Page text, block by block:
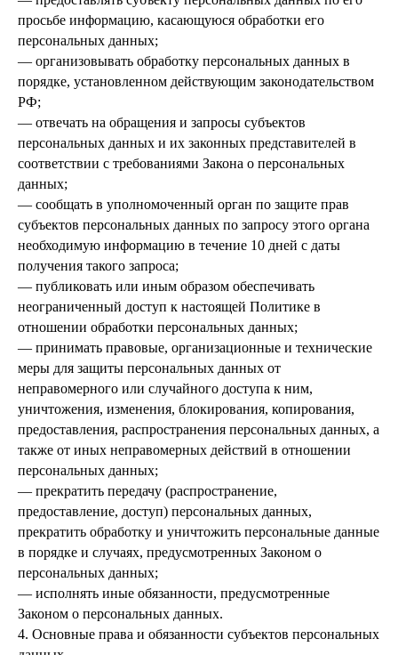
просьбе информацию, касающуюся обработки его
персональных данных;
— организовывать обработку персональных данных в
порядке, установленном действующим законодательством
РФ;
— отвечать на обращения и запросы субъектов
персональных данных и их законных представителей в
соответствии с требованиями Закона о персональных
данных;
— сообщать в уполномоченный орган по защите прав
субъектов персональных данных по запросу этого органа
необходимую информацию в течение 10 дней с даты
получения такого запроса;
— публиковать или иным образом обеспечивать
неограниченный доступ к настоящей Политике в
отношении обработки персональных данных;
— принимать правовые, организационные и технические
меры для защиты персональных данных от
неправомерного или случайного доступа к ним,
уничтожения, изменения, блокирования, копирования,
предоставления, распространения персональных данных, а
также от иных неправомерных действий в отношении
персональных данных;
— прекратить передачу (распространение,
предоставление, доступ) персональных данных,
прекратить обработку и уничтожить персональные данные
в порядке и случаях, предусмотренных Законом о
персональных данных;
— исполнять иные обязанности, предусмотренные
Законом о персональных данных.
4. Основные права и обязанности субъектов персональных